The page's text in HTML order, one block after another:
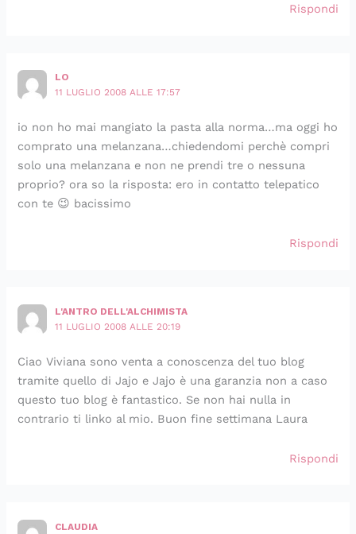
Rispondi
LO
11 LUGLIO 2008 ALLE 17:57
io non ho mai mangiato la pasta alla norma…ma oggi ho
comprato una melanzana…chiedendomi perchè compri
solo una melanzana e non ne prendi tre o nessuna
proprio? ora so la risposta: ero in contatto telepatico
con te 😉 bacissimo
Rispondi
L'ANTRO DELL'ALCHIMISTA
11 LUGLIO 2008 ALLE 20:19
Ciao Viviana sono venta a conoscenza del tuo blog
tramite quello di Jajo e Jajo è una garanzia non a caso
questo tuo blog è fantastico. Se non hai nulla in
contrario ti linko al mio. Buon fine settimana Laura
Rispondi
CLAUDIA